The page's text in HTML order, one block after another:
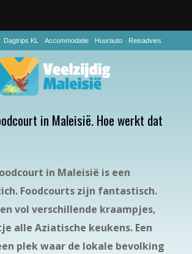
Dagtrips KL Accommodatie Huurauto Reisadvies
in Maleisië. Hoe werkt dat
in Maleisië is een
Foodcourts zijn fantastisch.
vol verschillende kraampjes,
alle Aziatische keukens. Een
plek waar de lokale bevolking